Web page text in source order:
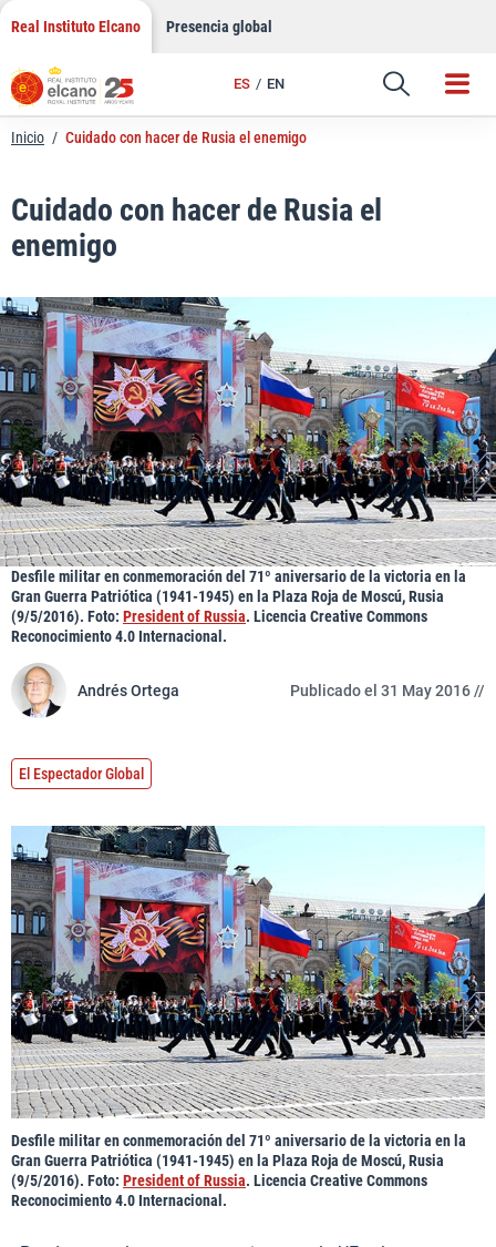
Saltar
contenido
Real Instituto Elcano Presencia global
ES EN
Enlace
Inicio / Cuidado con hacer de Rusia el enemigo
Cuidado con hacer de Rusia el
enemigo
Desfile militar en conmemoración del 71º aniversario de la victoria en la
Gran Guerra Patriótica (1941-1945) en la Plaza Roja de Moscú, Rusia
(9/5/2016). Foto: President of Russia. Licencia Creative Commons
Reconocimiento 4.0 Internacional.
Andrés Ortega Publicado el 31 May 2016 //
El Espectador Global
Desfile militar en conmemoración del 71º aniversario de la victoria en la
Gran Guerra Patriótica (1941-1945) en la Plaza Roja de Moscú, Rusia
(9/5/2016). Foto: President of Russia. Licencia Creative Commons
Reconocimiento 4.0 Internacional.